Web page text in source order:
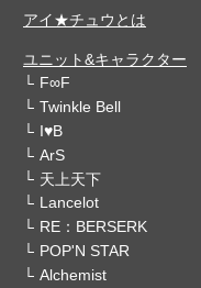
アイ★チュウとは
ユニット&キャラクター
F∞F
Twinkle Bell
I♥B
ArS
天上天下
Lancelot
RE：BERSERK
POP'N STAR
Alchemist